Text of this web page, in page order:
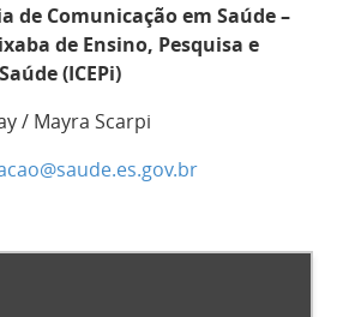
de Comunicação em Saúde –
de Ensino, Pesquisa e
(ICEPi)
/ Mayra Scarpi